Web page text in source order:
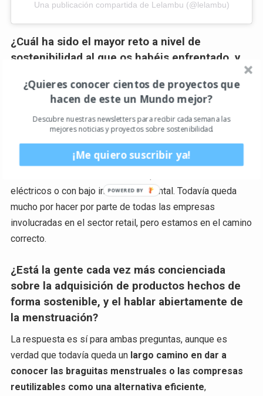
Una publicación compartida de Lelambu (@lelambu)
¿Cuál ha sido el mayor reto a nivel de
sostenibilidad al que os habéis enfrentado, y
Para nosotras sigue siendo todavía un reto mejorar el
entrega de nuestros productos. En ciudades como
Barcelona, Madrid Valencia, Sevilla, entre otras,
ntentamos trabajar con empresas de entrega
eléctricos o con bajo impacto ambiental. Todavía queda
mucho por hacer por parte de todas las empresas
involucradas en el sector retail, pero estamos en el camino
correcto.
¿Está la gente cada vez más concienciada
sobre la adquisición de productos hechos de
forma sostenible, y el hablar abiertamente de
la menstruación?
La respuesta es sí para ambas preguntas, aunque es
verdad que todavía queda un largo camino en dar a
conocer las braguitas menstruales o las compresas
reutilizables como una alternativa eficiente,
¿Quieres conocer cientos de proyectos que
hacen de este un Mundo mejor?
Descubre nuestras newsletters para recibir cada semana las
mejores noticias y proyectos sobre sostenibilidad.
¡Me quiero suscribir ya!